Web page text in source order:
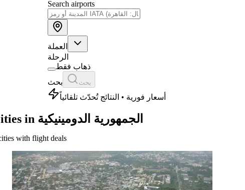
Search airports
العملة
الرحلة
ذهاب فقط
بحث
بحث
أسعار فورية • النتائج تُحدّث تلقائياً
Cities in الجمهورية الدومينيكية
with flight deals